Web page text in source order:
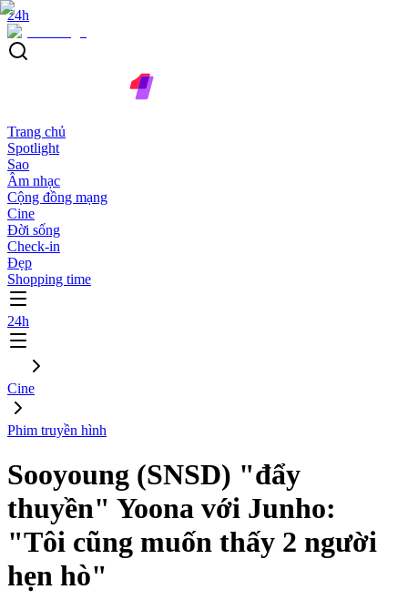
24h
Trang chủ
Spotlight
Sao
Âm nhạc
Cộng đồng mạng
Cine
Đời sống
Check-in
Đẹp
Shopping time
24h
Cine
Phim truyền hình
Sooyoung (SNSD) "đẩy
thuyền" Yoona với Junho:
"Tôi cũng muốn thấy 2 người
hẹn hò"